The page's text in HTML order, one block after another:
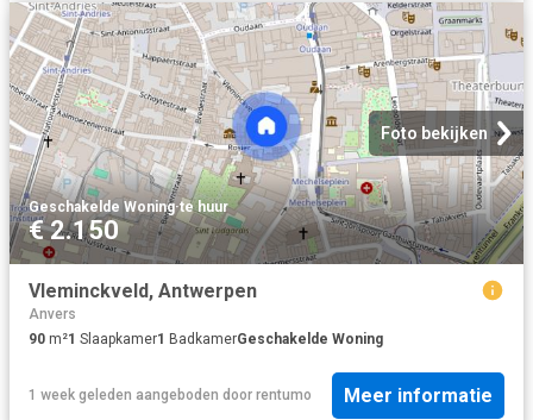
Foto bekijken
Geschakelde Woning·te huur
€ 2.150
Vleminckveld, Antwerpen
Anvers
90 m²1 Slaapkamer1 BadkamerGeschakelde Woning
1 week geleden aangeboden door rentumo Meer informatie